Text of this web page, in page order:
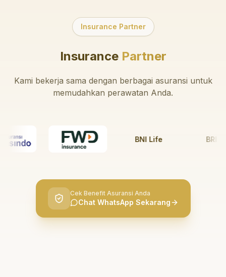
Insurance Partner
InsurancePartner
Kami bekerja sama dengan berbagai asuransi untuk
memudahkan perawatan Anda.
BNI Life BRI Life
Cek Benefit Asuransi Anda
Chat WhatsApp Sekarang